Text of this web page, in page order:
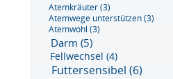
Atemkräuter(3)
Atemwege unterstützen(3)
Atemwohl (3)
Darm (5)
Fellwechsel (4)
Futtersensibel (6)